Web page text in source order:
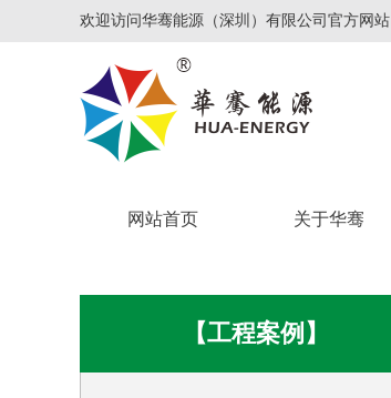
欢迎访问华骞能源（深圳）有限公司官方网站
网站首页 关于华骞
【工程案例】